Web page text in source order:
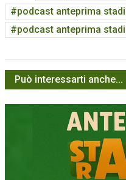
podcast anteprima
podcast anteprima
Può interessarti anche...